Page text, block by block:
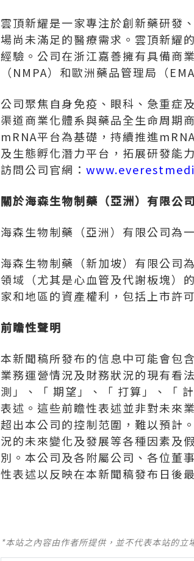
雲頂新耀是一家專注於創新藥研發
場尚未滿足的醫療需求。雲頂新耀
經驗。公司在浙江嘉善擁有具備商
（NMPA）和歐洲藥品管理局（
公司聚焦自身免疫、眼科、急重症
渠道商業化體系與藥品全生命周期
mRNA平台為基礎，持續推進
及生態孵化潛力平台，拓展研發能
訪問公司官網：
關於海森生物制藥（亞洲）有限公
海森生物制藥（亞洲）有限公司為
海森生物制藥（新加坡）有限公司
領域（尤其是心血管及代謝板塊）
家和地區的資產權利，包括上市許
前瞻性聲明
本新聞稿所發布的信息中可能會包
業務運營情況及財務狀況的現有看
測」、「 期望」、「 打算」、「
表述。這些前瞻性表述並非對未來
超出本公司的控制范圍，難以預計
況的未來變化及發展等各種因素及
別。本公司及各附屬公司、各位董
性表述以反映在本新聞稿發布日後
*本站之內容由作者所提供，並不代表本站的